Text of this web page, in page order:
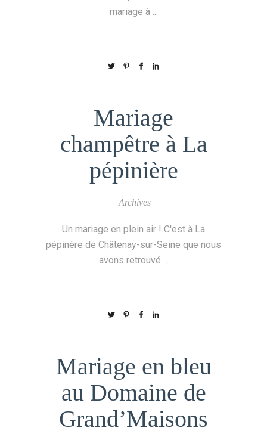
mariage à
Mariage
champêtre à La
pépinière
Archives
Un mariage en plein air ! C'est à La
pépinère de Châtenay-sur-Seine que nous
avons retrouvé
Mariage en bleu
au Domaine de
Grand’Maisons